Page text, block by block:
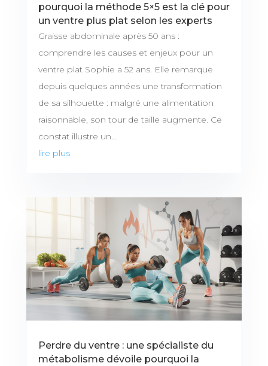
pourquoi la méthode 5×5 est la clé pour
un ventre plus plat selon les experts
Graisse abdominale après 50 ans :
comprendre les causes et enjeux pour un
ventre plat Sophie a 52 ans. Elle remarque
depuis quelques années une transformation
de sa silhouette : malgré une alimentation
raisonnable, son tour de taille augmente. Ce
constat illustre un...
lire plus
Perdre du ventre : une spécialiste du
métabolisme dévoile pourquoi la